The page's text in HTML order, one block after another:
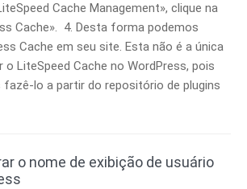
Cache Management», clique na
Cache». 4. Desta forma podemos
Cache em seu site. Esta não é a única
o LiteSpeed ​​​​Cache no WordPress, pois
lo a partir do repositório de plugins
o nome de exibição de usuário